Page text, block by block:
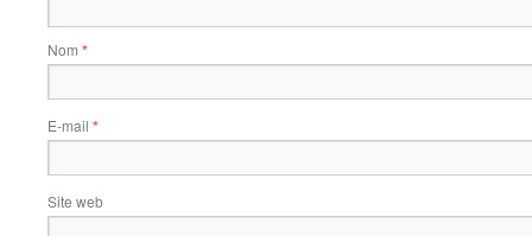
Nom *
E-mail *
Site web